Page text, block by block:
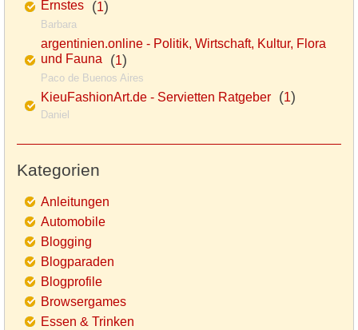
Ernstes (1)
Barbara
argentinien.online - Politik, Wirtschaft, Kultur, Flora
und Fauna (1)
Paco de Buenos Aires
KieuFashionArt.de - Servietten Ratgeber (1)
Daniel
Kategorien
Anleitungen
Automobile
Blogging
Blogparaden
Blogprofile
Browsergames
Essen & Trinken